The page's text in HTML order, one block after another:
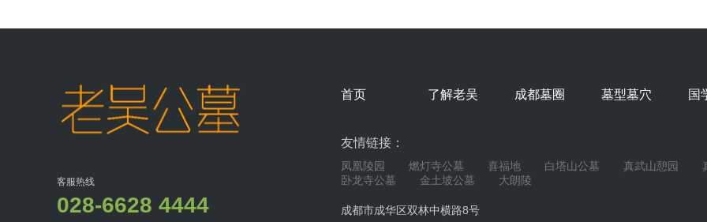
客服热线
028-6628 4444
首页 了解老吴 成都墓圈 墓型墓穴 国
友情链接：
凤凰陵园 燃灯寺公墓 喜福地 白塔山公墓 真武山憩园
卧龙寺公墓
金土坡公墓 大朗陵
成都市成华区双林中横路8号